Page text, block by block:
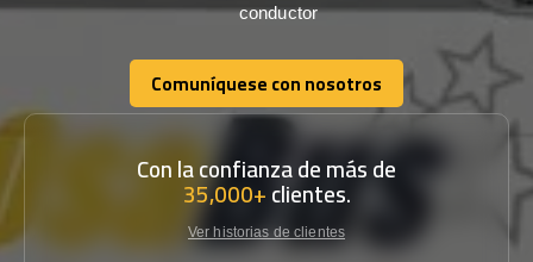
conductor
Comuníquese con nosotros
Comuníquese con nosotros
Con la confianza de más de
35,000+clientes.
Ver historias de clientes